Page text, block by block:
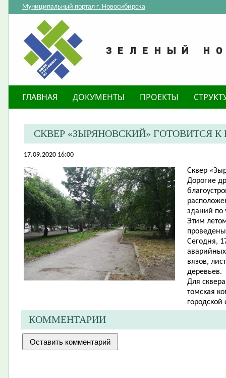
Муниципальный портал г. Новосибирска
ГЛАВНАЯ ДОКУМЕНТЫ ПРОЕКТЫ
СКВЕР «ЗЫРЯНОВСКИЙ» ГОТОВИТСЯ
17.09.2020 16:00
Сквер
Дорогие
зданий по
Этим
Сегодня,
вязов,
деревьев.
Для
томская
КОММЕНТАРИИ